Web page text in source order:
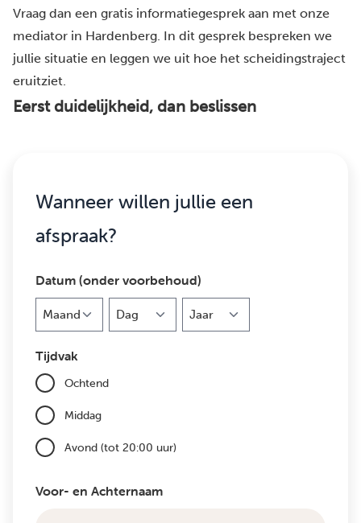
Vraag dan een gratis informatiegesprek aan met onze
mediator in Hardenberg. In dit gesprek bespreken we
jullie situatie en leggen we uit hoe het scheidingstraject
eruitziet.
Eerst duidelijkheid, dan beslissen
Wanneer willen jullie een
afspraak?
Datum (onder voorbehoud)
Tijdvak
Ochtend
Middag
Avond (tot 20:00 uur)
Voor- en Achternaam